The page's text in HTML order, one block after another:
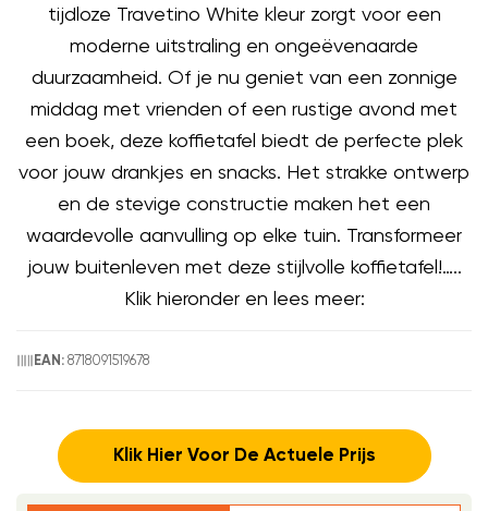
tijdloze Travetino White kleur zorgt voor een
moderne uitstraling en ongeëvenaarde
duurzaamheid. Of je nu geniet van een zonnige
middag met vrienden of een rustige avond met
een boek, deze koffietafel biedt de perfecte plek
voor jouw drankjes en snacks. Het strakke ontwerp
en de stevige constructie maken het een
waardevolle aanvulling op elke tuin. Transformeer
jouw buitenleven met deze stijlvolle koffietafel!…..
Klik hieronder en lees meer:
EAN: 8718091519678
Klik Hier Voor De Actuele Prijs